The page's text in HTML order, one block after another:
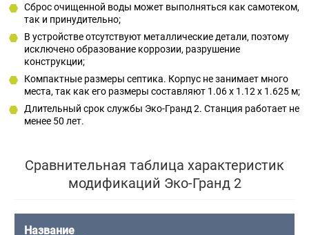
Сброс очищенной воды может выполняться как самотеком,
так и принудительно;
В устройстве отсутствуют металлические детали, поэтому
исключено образование коррозии, разрушение
конструкции;
Компактные размеры септика. Корпус не занимает много
места, так как его размеры составляют 1.06 x 1.12 x 1.625 м;
Длительный срок службы Эко-Гранд 2. Станция работает не
менее 50 лет.
Сравнительная таблица характеристик
модификаций Эко-Гранд 2